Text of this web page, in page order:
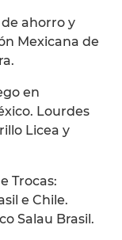
ahorro y
Mexicana de
en
Lourdes
Licea y
Trocas:
e Chile.
Salau Brasil.